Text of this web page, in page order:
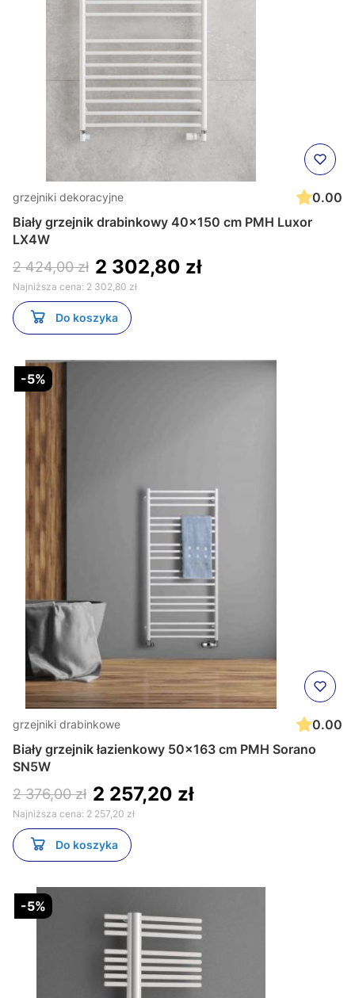
grzejniki dekoracyjne
0.00
Biały grzejnik drabinkowy 40x150 cm PMH Luxor
LX4W
2 424,00 zł 2 302,80 zł
Najniższa cena: 2 302,80 zł
Do koszyka
-5%
grzejniki drabinkowe
0.00
Biały grzejnik łazienkowy 50x163 cm PMH Sorano
SN5W
2 376,00 zł 2 257,20 zł
Najniższa cena: 2 257,20 zł
Do koszyka
-5%